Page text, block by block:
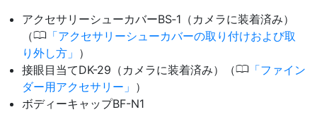
アクセサリーシューカバーBS‑1（カメラに装着済み）
（0
アクセサリーシューカバーの取り付けおよび取
り外し方
）
接眼目当てDK-29（カメラに装着済み）（0
ファイン
ダー用アクセサリー
）
ボディーキャップBF-N1